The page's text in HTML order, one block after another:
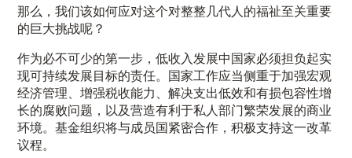
那么，我们该如何应对这个对整整几代人的福祉至关重要
的巨大挑战呢？
作为必不可少的第一步，低收入发展中国家必须担负起实
现可持续发展目标的责任。国家工作应当侧重于加强宏观
经济管理、增强税收能力、解决支出低效和有损包容性增
长的腐败问题，以及营造有利于私人部门繁荣发展的商业
环境。基金组织将与成员国紧密合作，积极支持这一改革
议程。